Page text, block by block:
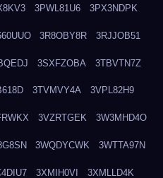
3PWL81U6 3PX3NDPK
3R8OBY8R 3RJJOB51
3SXFZOBA 3TBVTN7Z
3TVMVY4A 3VPL82H9
3VZRTGEK 3W3MHD4O
3WQDYCWK 3WTTA97N
3XMIH0VI 3XMLLD4K